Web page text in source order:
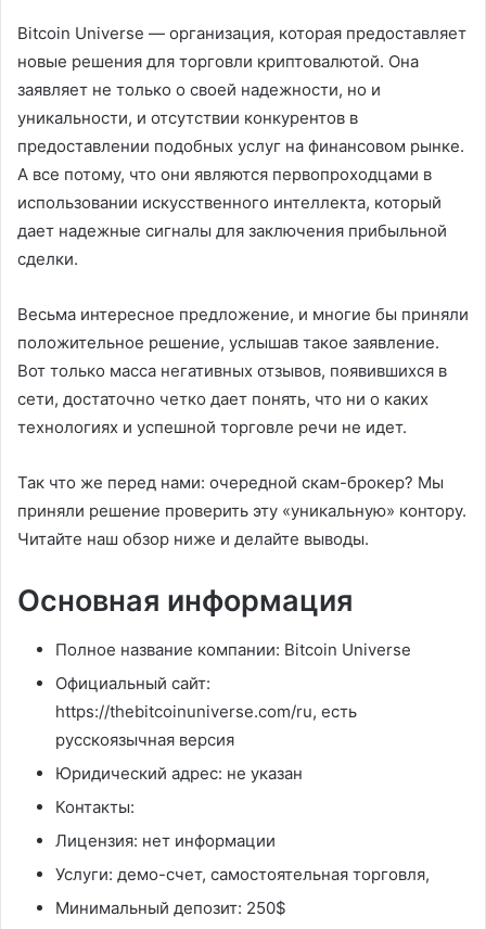
Bitcoin Universe — организация, которая предоставляет
новые решения для торговли криптовалютой. Она
заявляет не только о своей надежности, но и
уникальности, и отсутствии конкурентов в
предоставлении подобных услуг на финансовом рынке.
А все потому, что они являются первопроходцами в
использовании искусственного интеллекта, который
дает надежные сигналы для заключения прибыльной
сделки.
Весьма интересное предложение, и многие бы приняли
положительное решение, услышав такое заявление.
Вот только масса негативных отзывов, появившихся в
сети, достаточно четко дает понять, что ни о каких
технологиях и успешной торговле речи не идет.
Так что же перед нами: очередной скам-брокер? Мы
приняли решение проверить эту «уникальную» контору.
Читайте наш обзор ниже и делайте выводы.
Основная информация
Полное название компании: Bitcoin Universe
Официальный сайт:
https://thebitcoinuniverse.com/ru, есть
русскоязычная версия
Юридический адрес: не указан
Контакты:
Лицензия: нет информации
Услуги: демо-счет, самостоятельная торговля,
Минимальный депозит: 250$